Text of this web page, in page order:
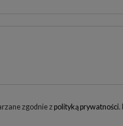
zgodnie z polityką prywatności.